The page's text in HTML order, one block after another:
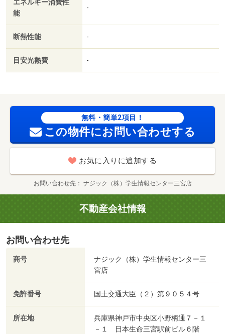
気の島内マンション。スーパーやコンビニ、病院など、充
実した周辺施設があります。※別途火災保険への加入がご
アコン／ガスコンロ対応／シャワー付洗面台／浴室乾燥機
／オートロック／室内洗濯置／シューズボックス／南向き
／温水洗浄便座／エレベーター／洗面所独立／２口コンロ
／トーホーストアポーアイ店（スーパー）まで９００ｍ／
グルメシティポートアイランド店（スーパー）まで９７０
ｍ／中公園駅（神戸新交通 ポートアイランド線）（その
他）まで６５０ｍ／東急ポートアベニュー（ショッピング
センター）まで１０００ｍ／ファミリーマートポートアイ
ランド北店（コンビニ）まで１９０ｍ／Ｖ・ｄｒｕｇポー
アイ店（ドラッグストア）まで９００ｍ／神戸新交通 市
民広場駅徒歩２８分
エネルギー消費性
能
-
断熱性能 -
目安光熱費 -
無料・簡単2項目！
この物件にお問い合わせする
お気に入りに追加する
お問い合わせ先 ナジック（株）学生情報センター三宮店
不動産会社情報
お問い合わせ先
商号
ナジック（株）学生情報センター三
宮店
免許番号 国土交通大臣（２）第９０５４号
所在地
兵庫県神戸市中央区小野柄通７－１
－１ 日本生命三宮駅前ビル６階